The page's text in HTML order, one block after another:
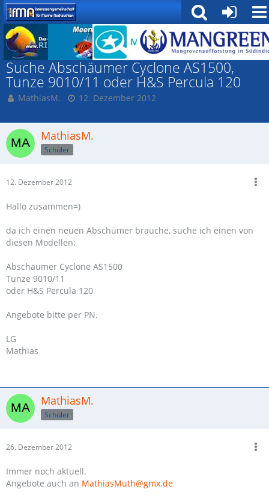
Suche
Suche Abschäumer Cyclone AS1500,
Tunze 9010/11 oder H&S Percula 120
MathiasM. 12. Dezember 2012
MathiasM.
Schüler
12. Dezember 2012
Hallo zusammen=)
da ich einen neuen Abschümer brauche, suche ich einen von
diesen Modellen:
Abschäumer Cyclone AS1500
Tunze 9010/11
oder H&S Percula 120
Angebote bitte per PN.
LG
Mathias
MathiasM.
Schüler
26. Dezember 2012
Immer noch aktuell.
Angebote auch an MathiasMuth@gmx.de